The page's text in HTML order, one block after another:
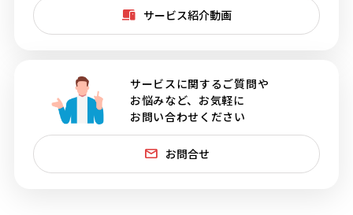
サービス紹介動画
サービスに関するご質問や
お悩みなど、お気軽に
お問い合わせください
お問合せ